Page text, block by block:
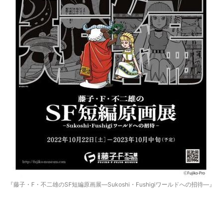
『藤子・F・不二雄のSF短編原画展―Sukoshi・Fushigiワールドへの招待―』